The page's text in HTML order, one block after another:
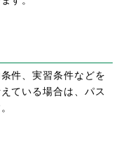
件、実習条件などを
ている場合は、パス